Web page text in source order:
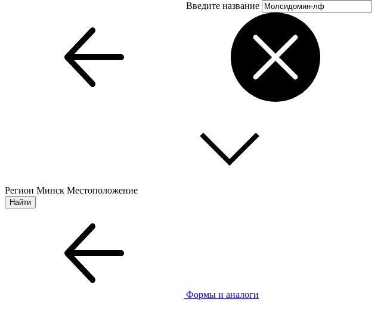
Введите название
Регион Минск Местоположение
Формы и аналоги